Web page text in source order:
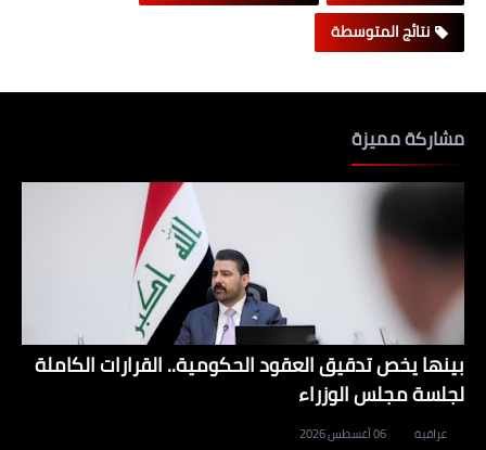
نتائج المتوسطة
مشاركة مميزة
بينها يخص تدقيق العقود الحكومية.. القرارات الكاملة
لجلسة مجلس الوزراء
عراقية 06 أغسطس 2026